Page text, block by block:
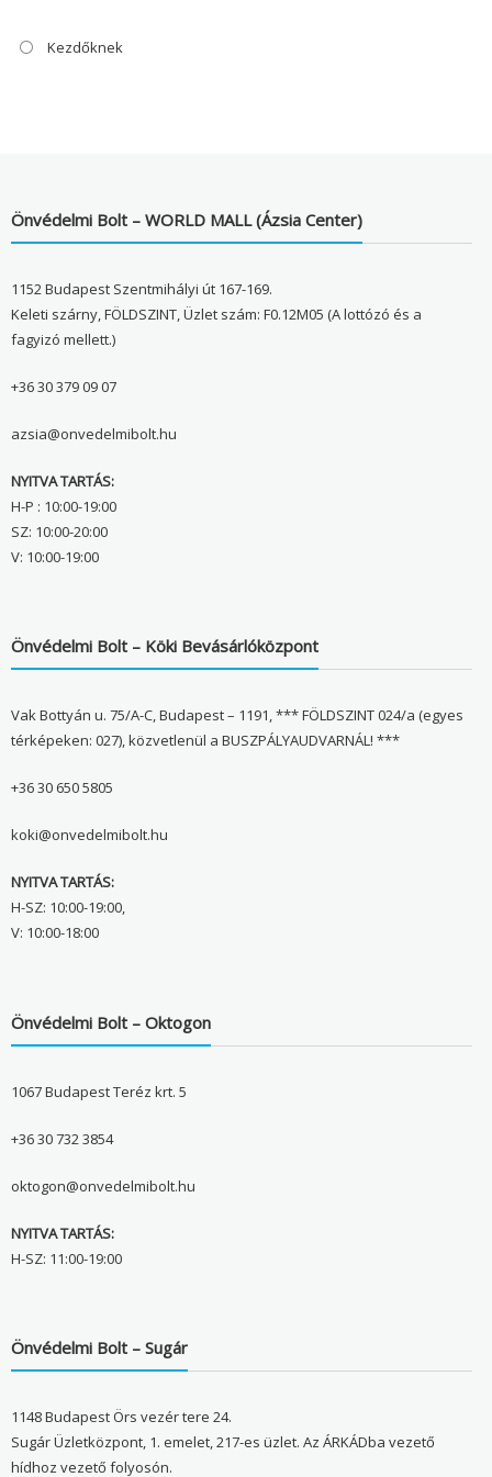
Kezdőknek
Önvédelmi Bolt – WORLD MALL (Ázsia Center)
1152 Budapest Szentmihályi út 167-169.
Keleti szárny, FÖLDSZINT, Üzlet szám: F0.12M05 (A lottózó és a
fagyizó mellett.)
+36 30 379 09 07
azsia@onvedelmibolt.hu
NYITVA TARTÁS:
H-P : 10:00-19:00
SZ: 10:00-20:00
V: 10:00-19:00
Önvédelmi Bolt – Köki Bevásárlóközpont
Vak Bottyán u. 75/A-C, Budapest – 1191, *** FÖLDSZINT 024/a (egyes
térképeken: 027), közvetlenül a BUSZPÁLYAUDVARNÁL! ***
+36 30 650 5805
koki@onvedelmibolt.hu
NYITVA TARTÁS:
H-SZ: 10:00-19:00,
V: 10:00-18:00
Önvédelmi Bolt – Oktogon
1067 Budapest Teréz krt. 5
+36 30 732 3854
oktogon@onvedelmibolt.hu
NYITVA TARTÁS:
H-SZ: 11:00-19:00
Önvédelmi Bolt – Sugár
1148 Budapest Örs vezér tere 24.
Sugár Üzletközpont, 1. emelet, 217-es üzlet. Az ÁRKÁDba vezető
hídhoz vezető folyosón.